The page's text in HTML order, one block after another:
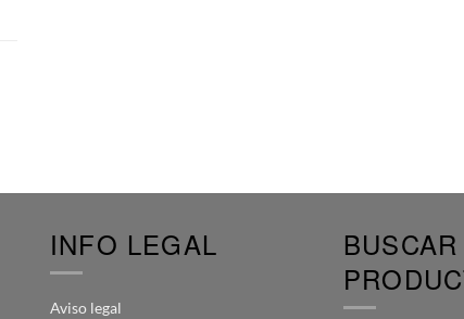
INFO LEGAL
Aviso legal
BUSCAR